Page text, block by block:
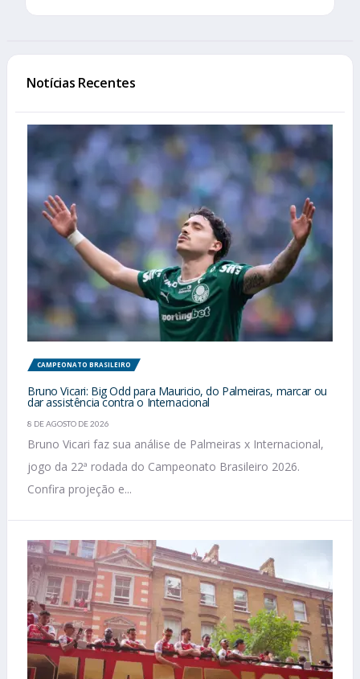
Notícias Recentes
CAMPEONATO BRASILEIRO
Bruno Vicari: Big Odd para Mauricio, do Palmeiras, marcar ou
dar assistência contra o Internacional
8 DE AGOSTO DE 2026
Bruno Vicari faz sua análise de Palmeiras x Internacional,
jogo da 22ª rodada do Campeonato Brasileiro 2026.
Confira projeção e...